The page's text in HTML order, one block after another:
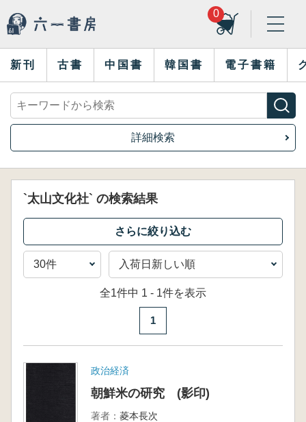
0
新刊 古書 中国書 韓国書 電子書籍
詳細検索
`太山文化社` の検索結果
全1件中 1 - 1件を表示
1
政治経済
朝鮮米の研究 (影印)
著者： 菱本長次